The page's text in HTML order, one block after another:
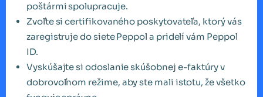
poštármi spolupracuje.
Zvoľte si certifikovaného poskytovateľa, ktorý vás
zaregistruje do siete Peppol a pridelí vám Peppol
ID.
Vyskúšajte si odoslanie skúšobnej e-faktúry v
dobrovoľnom režime, aby ste mali istotu, že všetko